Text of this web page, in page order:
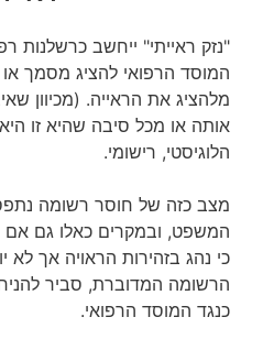
"נזק ראייתי" ייחשב כרשלנות
המוסד הרפואי להציג מסמך או
מלהציג את הראייה. (מכיוון
אותה או מכל סיבה שהיא זו
הלוגיסטי, רישומי.
מצב כזה של חוסר רשומה
המשפט, ובמקרים כאלו גם אם
כי נהג בזהירות הראויה אך לא
הרשומה המדוברת, סביר
כנגד המוסד הרפואי.